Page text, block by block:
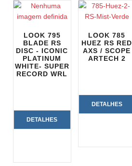
LOOK 795
BLADE RS
DISC - ICONIC
PLATINUM
WHITE- SUPER
RECORD WRL
DETALHES
LOOK 785
HUEZ RS RED
AXS / SCOPE
ARTECH 2
DETALHES